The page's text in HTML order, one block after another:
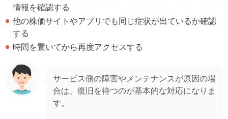
情報を確認する
他の株価サイトやアプリでも同じ症状が出ているか確認
する
時間を置いてから再度アクセスする
サービス側の障害やメンテナンスが原因の場
合は、復旧を待つのが基本的な対応になりま
す。